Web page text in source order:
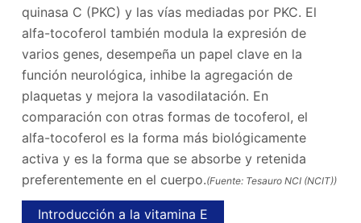
quinasa C (PKC) y las vías mediadas por PKC. El
alfa-tocoferol también modula la expresión de
varios genes, desempeña un papel clave en la
función neurológica, inhibe la agregación de
plaquetas y mejora la vasodilatación. En
comparación con otras formas de tocoferol, el
alfa-tocoferol es la forma más biológicamente
activa y es la forma que se absorbe y retenida
preferentemente en el cuerpo.(Fuente: Tesauro NCI (NCIT))
Introducción a la vitamina E